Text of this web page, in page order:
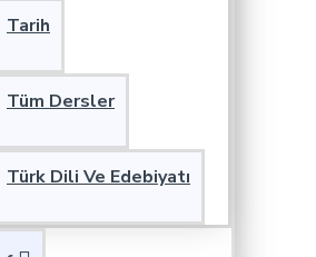
Tarih
Tüm Dersler
Türk Dili Ve Edebiyatı